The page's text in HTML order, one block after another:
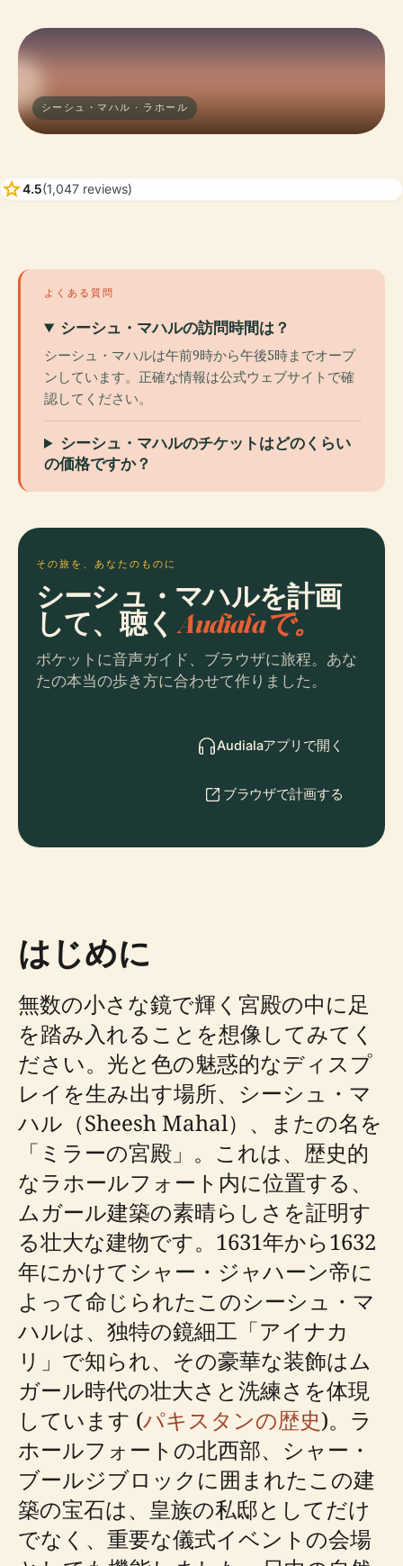
シーシュ・マハル · ラホール
star4.5(1,047 reviews)
よくある質問
シーシュ・マハルの訪問時間は？
シーシュ・マハルは午前9時から午後5時までオープ
ンしています。正確な情報は公式ウェブサイトで確
認してください。
シーシュ・マハルのチケットはどのくらい
の価格ですか？
その旅を、あなたのものに
シーシュ・マハルを計画
して、聴くAudialaで。
ポケットに音声ガイド、ブラウザに旅程。あな
たの本当の歩き方に合わせて作りました。
Audialaアプリで開く
ブラウザで計画する
はじめに
無数の小さな鏡で輝く宮殿の中に足
を踏み入れることを想像してみてく
ださい。光と色の魅惑的なディスプ
レイを生み出す場所、シーシュ・マ
ハル（Sheesh Mahal）、またの名を
「ミラーの宮殿」。これは、歴史的
なラホールフォート内に位置する、
ムガール建築の素晴らしさを証明す
る壮大な建物です。1631年から1632
年にかけてシャー・ジャハーン帝に
よって命じられたこのシーシュ・マ
ハルは、独特の鏡細工「アイナカ
リ」で知られ、その豪華な装飾はム
ガール時代の壮大さと洗練さを体現
しています (パキスタンの歴史)。ラ
ホールフォートの北西部、シャー・
ブールジブロックに囲まれたこの建
築の宝石は、皇族の私邸としてだけ
でなく、重要な儀式イベントの会場